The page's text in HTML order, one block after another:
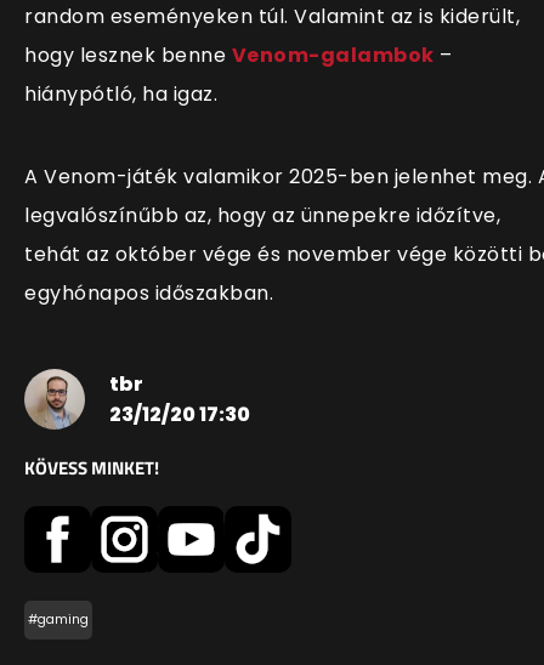
random eseményeken túl. Valamint az is kiderült,
hogy lesznek benne Venom-galambok –
hiánypótló, ha igaz.
A Venom-játék valamikor 2025-ben jelenhet meg.
legvalószínűbb az, hogy az ünnepekre időzítve,
tehát az október vége és november vége közötti
egyhónapos időszakban.
tbr
23/12/20 17:30
KÖVESS MINKET!
#gaming